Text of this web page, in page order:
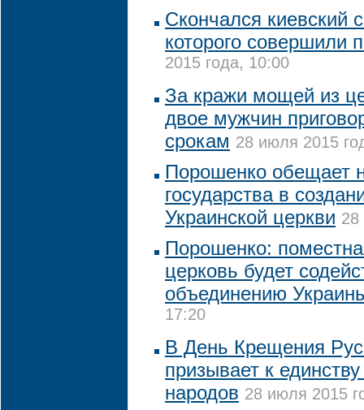
Скончался киевский
которого совершили
2015 года, 10:00
За кражи мощей из
двое мужчин
срокам 28 июля 2015
Порошенко обещает
государства в
Украинской церкви 28
Порошенко:
церковь будет
объединению
17:20
В День Крещения
призывает к
народов 28 июля 2015